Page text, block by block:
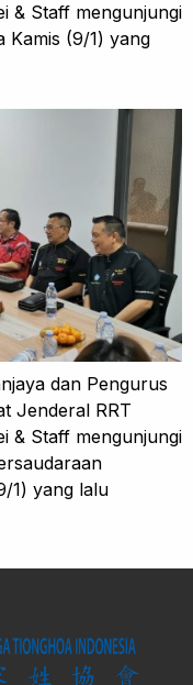
& Staff mengunjungi
Kamis (9/1) yang
dan Pengurus
Jenderal RRT
& Staff mengunjungi
1) yang lalu